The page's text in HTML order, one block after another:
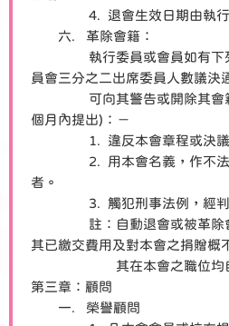
4. 退會生效日期由執行委
六. 革除會籍：
執行委員或會員如有下列
員會三分之二出席委員人數議決
可向其警告或開除其會籍 (
個月內提出)：－
1. 違反本會章程或決議
2. 用本會名義，作不法行
者。
3. 觸犯刑事法例，經判決
註：自動退會或被革除會
其已繳交費用及對本會之捐贈概
其在本會之職位均自
第三章：顧問
一. 榮譽顧問